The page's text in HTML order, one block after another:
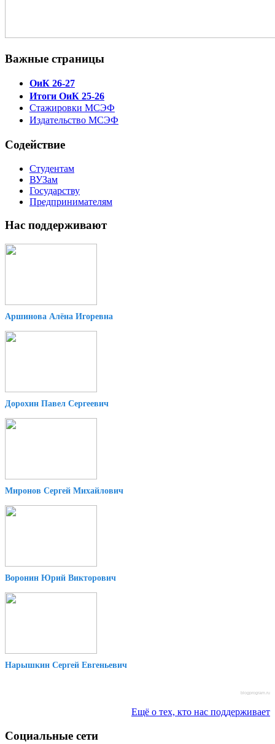
Важные страницы
ОиК 26-27
Итоги ОиК 25-26
Стажировки МСЭФ
Издательство МСЭФ
Содействие
Студентам
ВУЗам
Государству
Предпринимателям
Нас поддерживают
Аршинова Алёна Игоревна
Дорохин Павел Сергеевич
Миронов Сергей Михайлович
Воронин Юрий Викторович
Нарышкин Сергей Евгеньевич
blogprogram.ru
Ещё о тех, кто нас поддерживает
Социальные сети